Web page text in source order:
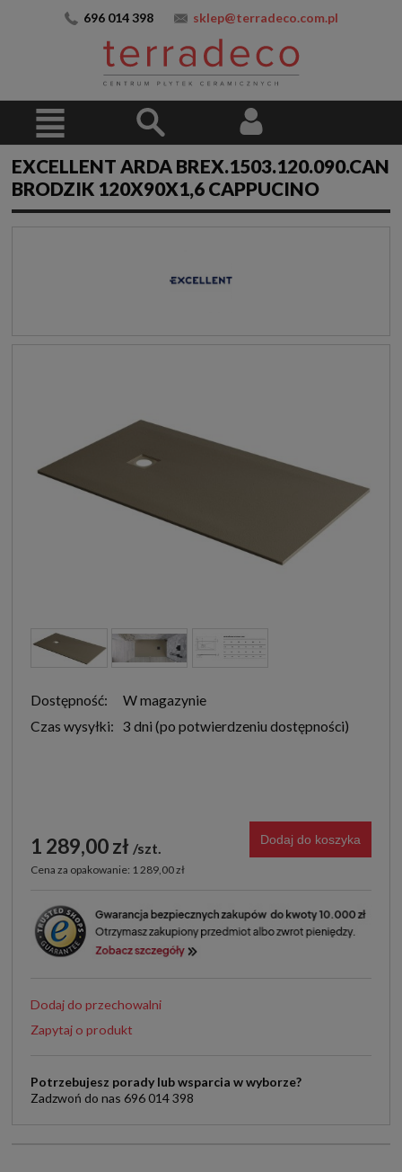
696 014 398 sklep@terradeco.com.pl
EXCELLENT ARDA BREX.1503.120.090.CAN
BRODZIK 120X90X1,6 CAPPUCINO
Dostępność:
W magazynie
Czas wysyłki: 3 dni
1 289,00 zł szt.
Cena za opakowanie: 1 289,00 zł
Dodaj do koszyka
Dodaj do przechowalni
Zapytaj o produkt
Potrzebujesz porady lub wsparcia w wyborze?
Zadzwoń do nas 696 014 398